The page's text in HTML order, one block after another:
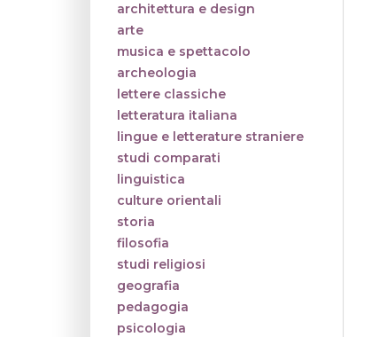
architettura e design
arte
musica e spettacolo
archeologia
lettere classiche
letteratura italiana
lingue e letterature straniere
studi comparati
linguistica
culture orientali
storia
filosofia
studi religiosi
geografia
pedagogia
psicologia